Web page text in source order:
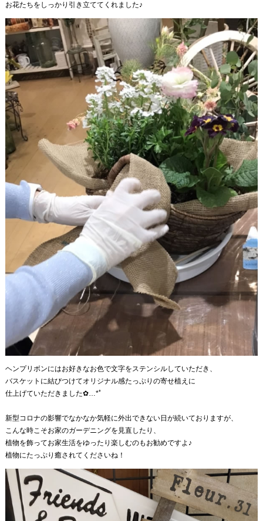
お花たちをしっかり引き立ててくれました♪
ヘンプリボンにはお好きなお色で文字をステンシルしていただき、
バスケットに結びつけてオリジナル感たっぷりの寄せ植えに
仕上げていただきました✿…*ﾟ
新型コロナの影響でなかなか気軽に外出できない日が続いておりますが、
こんな時こそお家のガーデニングを見直したり、
植物を飾ってお家生活をゆったり楽しむのもお勧めですよ♪
植物にたっぷり癒されてくださいね！